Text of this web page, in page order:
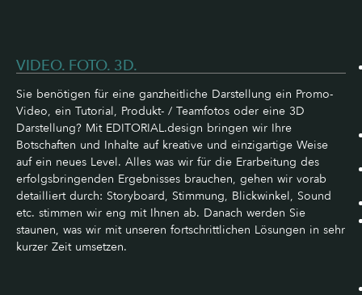
VIDEO. FOTO. 3D.
Sie benötigen für eine ganzheitliche Darstellung ein Promo-
Video, ein Tutorial, Produkt- / Teamfotos oder eine 3D
Darstellung? Mit EDITORIAL.design bringen wir Ihre
Botschaften und Inhalte auf kreative und einzigartige Weise
auf ein neues Level. Alles was wir für die Erarbeitung des
erfolgsbringenden Ergebnisses brauchen, gehen wir vorab
detailliert durch: Storyboard, Stimmung, Blickwinkel, Sound
etc. stimmen wir eng mit Ihnen ab. Danach werden Sie
staunen, was wir mit unseren fortschrittlichen Lösungen in sehr
kurzer Zeit umsetzen.